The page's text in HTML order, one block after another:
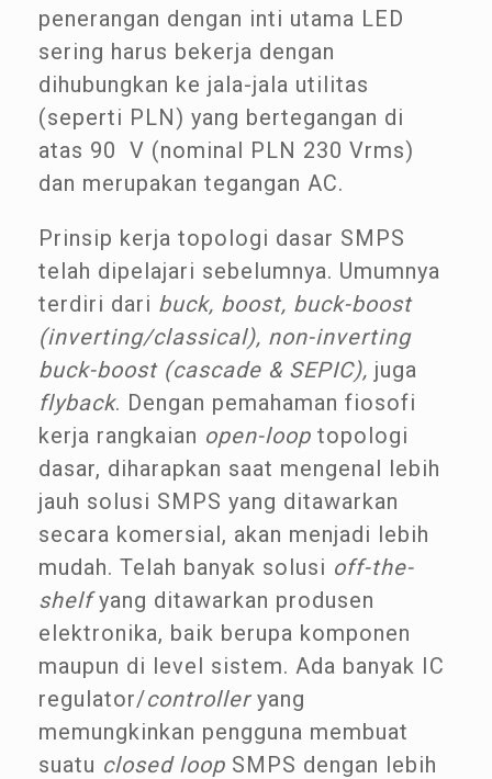
penerangan dengan inti utama LED
sering harus bekerja dengan
dihubungkan ke jala-jala utilitas
(seperti PLN) yang bertegangan di
atas 90 V (nominal PLN 230 Vrms)
dan merupakan tegangan AC.
Prinsip kerja topologi dasar SMPS
telah dipelajari sebelumnya. Umumnya
terdiri dari buck, boost, buck-boost
(inverting/classical), non-inverting
buck-boost (cascade & SEPIC), juga
flyback. Dengan pemahaman fiosofi
kerja rangkaian open-loop topologi
dasar, diharapkan saat mengenal lebih
jauh solusi SMPS yang ditawarkan
secara komersial, akan menjadi lebih
mudah. Telah banyak solusi off-the-
shelfyang ditawarkan produsen
elektronika, baik berupa komponen
maupun di level sistem. Ada banyak IC
regulator/controlleryang
memungkinkan pengguna membuat
suatu closed loop SMPS dengan lebih